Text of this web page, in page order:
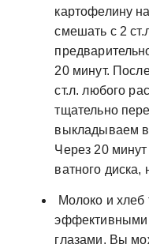
картофелину
смешать с 2
20 минут.
ст.л. любого
тщательно
выкладываем
Через 20
ватного диска,
Молоко и хлеб
эффективными
глазами. Вы